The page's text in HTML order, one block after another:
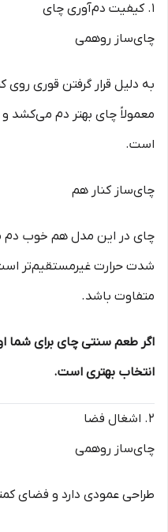
1. کیفیت دم‌آوری چای
چای‌ساز روهمی
به دلیل قرار گرفتن قوری
معمولاً چای بهتر دم می‌کشد
است.
چای‌ساز کنار هم
چای در این مدل هم خوب دم
شدت حرارت غیرمستقیم‌تر
متفاوت باشد.
اگر طعم سنتی چای برای شما
انتخاب بهتری است.
2. اشغال فضا
چای‌ساز روهمی
طراحی عمودی دارد و فضای